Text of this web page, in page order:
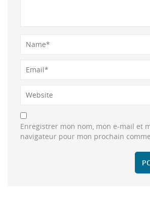
Enregistrer mon nom, mon e-mail et
navigateur pour mon prochain